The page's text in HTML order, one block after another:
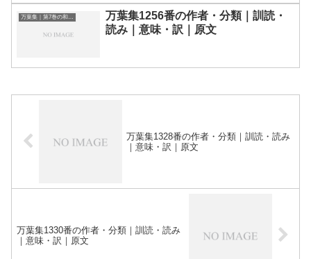
万葉集1256番の作者・分類｜訓読・
読み｜意味・訳｜原文
万葉集1328番の作者・分類｜訓読・読み
｜意味・訳｜原文
万葉集1330番の作者・分類｜訓読・読み
｜意味・訳｜原文